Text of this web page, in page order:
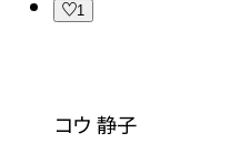
1
コウ 静子